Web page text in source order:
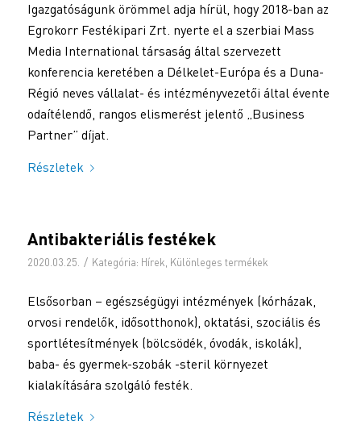
Igazgatóságunk örömmel adja hírül, hogy 2018-ban az
Egrokorr Festékipari Zrt. nyerte el a szerbiai Mass
Media International társaság által szervezett
konferencia keretében a Délkelet-Európa és a Duna-
Régió neves vállalat- és intézményvezetői által évente
odaítélendő, rangos elismerést jelentő „Business
Partner” díjat.
Részletek
Antibakteriális festékek
2020.03.25. / Kategória: Hírek Különleges termékek
Elsősorban – egészségügyi intézmények (kórházak,
orvosi rendelők, idősotthonok), oktatási, szociális és
sportlétesítmények (bölcsödék, óvodák, iskolák),
baba- és gyermek-szobák -steril környezet
kialakítására szolgáló festék.
Részletek